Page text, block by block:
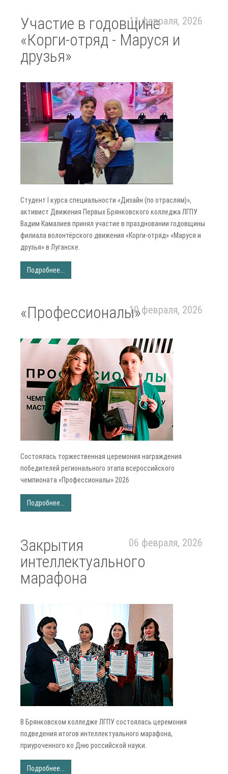
Участие в годовщине
«Корги-отряд - Маруся и
друзья»
11 февраля, 2026
Студент I курса специальности «Дизайн (по отраслям)»,
активист Движения Первых Брянковского колледжа ЛГПУ
Вадим Камалиев принял участие в праздновании годовщины
филиала волонтёрского движения «Корги-отряд» «Маруся и
друзья» в Луганске.
Подробнее...
«Профессионалы»10 февраля, 2026
Состоялась торжественная церемония награждения
победителей регионального этапа всероссийского
чемпионата «Профессионалы» 2026
Подробнее...
Закрытия
интеллектуального
марафона
06 февраля, 2026
В Брянковском колледже ЛГПУ состоялась церемония
подведения итогов интеллектуального марафона,
приуроченного ко Дню российской науки.
Подробнее...